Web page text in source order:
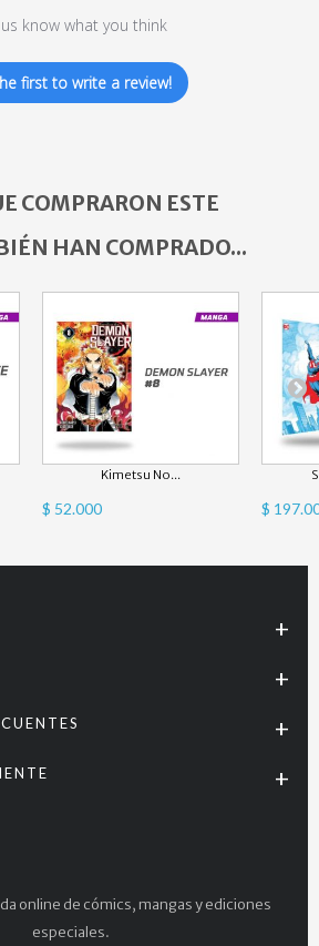
know what you think
first to write a review!
COMPRARON ESTE
HAN COMPRADO...
Kimetsu No...
$ 52.000 $
online de cómics, mangas y ediciones
especiales.